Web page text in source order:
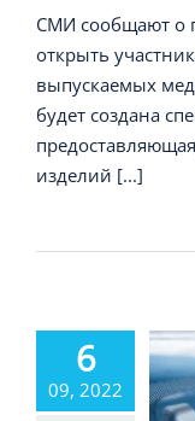
СМИ сообщают о
открыть
выпускаемых
будет создана
изделий [...]
6
09, 2022
в оборот
изделия
посерийно